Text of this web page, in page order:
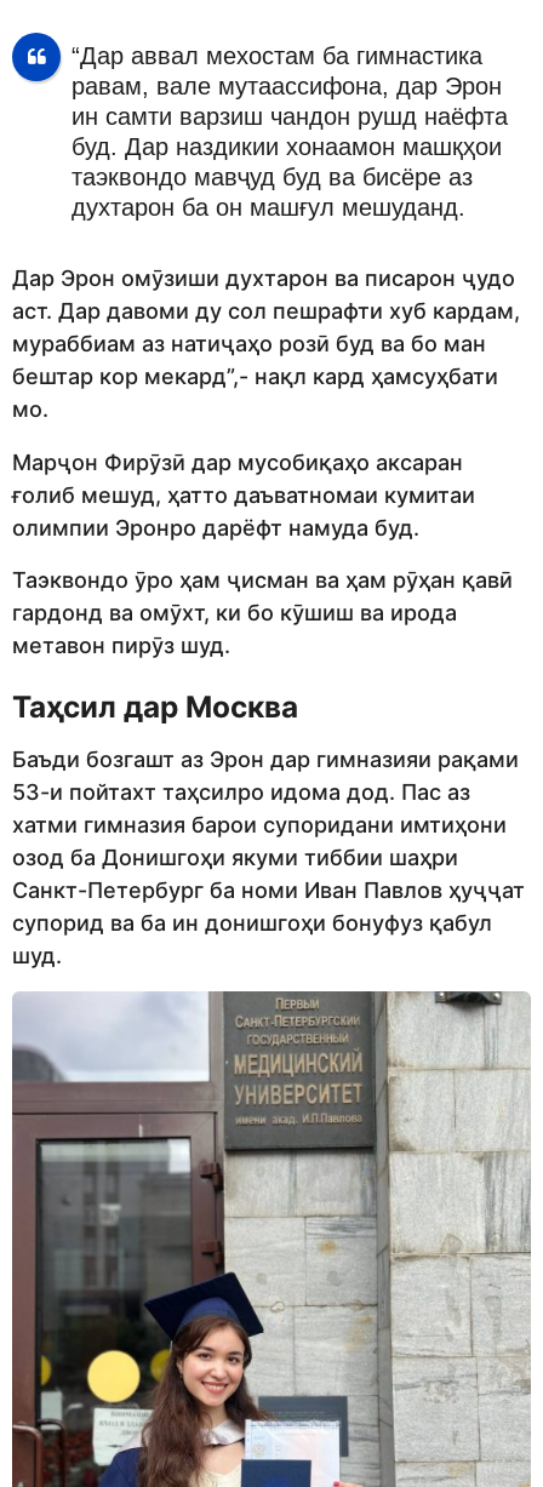
“Дар аввал мехостам ба гимнастика
равам, вале мутаассифона, дар Эрон
ин самти варзиш чандон рушд наёфта
буд. Дар наздикии хонаамон машқҳои
таэквондо мавҷуд буд ва бисёре аз
духтарон ба он машғул мешуданд.
Дар Эрон омӯзиши духтарон ва писарон ҷудо
аст. Дар давоми ду сол пешрафти хуб кардам,
мураббиам аз натиҷаҳо розӣ буд ва бо ман
бештар кор мекард”,- нақл кард ҳамсуҳбати
мо.
Марҷон Фирӯзӣ дар мусобиқаҳо аксаран
ғолиб мешуд, ҳатто даъватномаи кумитаи
олимпии Эронро дарёфт намуда буд.
Таэквондо ӯро ҳам ҷисман ва ҳам рӯҳан қавӣ
гардонд ва омӯхт, ки бо кӯшиш ва ирода
метавон пирӯз шуд.
Таҳсил дар Москва
Баъди бозгашт аз Эрон дар гимназияи рақами
53-и пойтахт таҳсилро идома дод. Пас аз
хатми гимназия барои супоридани имтиҳони
озод ба Донишгоҳи якуми тиббии шаҳри
Санкт-Петербург ба номи Иван Павлов ҳуҷҷат
супорид ва ба ин донишгоҳи бонуфуз қабул
шуд.